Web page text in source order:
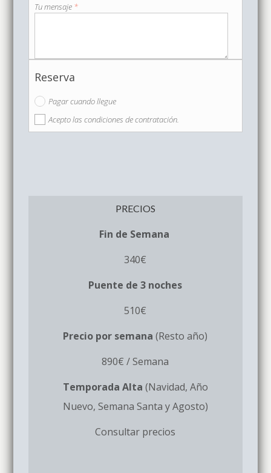
Tu mensaje *
Reserva
Pagar cuando llegue
Acepto las condiciones de contratación.
PRECIOS
Fin de Semana
340€
Puente de 3 noches
510€
Precio por semana(Resto año)
890€ / Semana
Temporada Alta (Navidad, Año
Nuevo, Semana Santa y Agosto)
Consultar precios